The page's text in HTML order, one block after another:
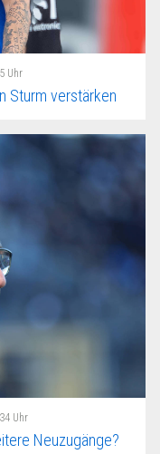
Uhr
Sturm verstärken
Uhr
Neuzugänge?